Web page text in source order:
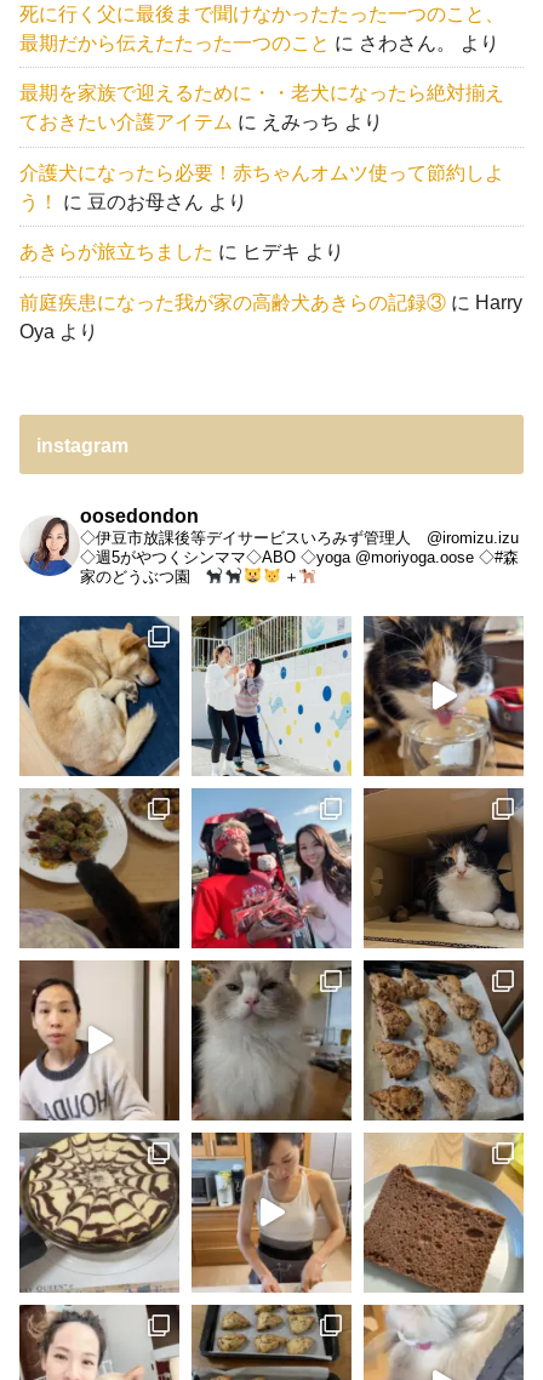
死に行く父に最後まで聞けなかったたった一つのこと、
最期だから伝えたたった一つのこと に さわさん。 より
最期を家族で迎えるために・・老犬になったら絶対揃え
ておきたい介護アイテム に えみっち より
介護犬になったら必要！赤ちゃんオムツ使って節約しよ
う！
に 豆のお母さん より
あきらが旅立ちました に ヒデキ より
前庭疾患になった我が家の高齢犬あきらの記録③ に Harry
Oya より
instagram
oosedondon
◇伊豆市放課後等デイサービスいろみず管理人 @iromizu.izu
◇週5がやつくシンママ◇ABO ◇yoga @moriyoga.oose ◇#森
家のどうぶつ園
＋